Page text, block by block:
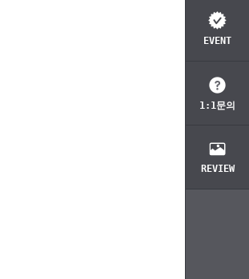
EVENT
1:1문의
REVIEW